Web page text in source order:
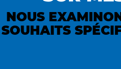
NOUS
SOUHAITS